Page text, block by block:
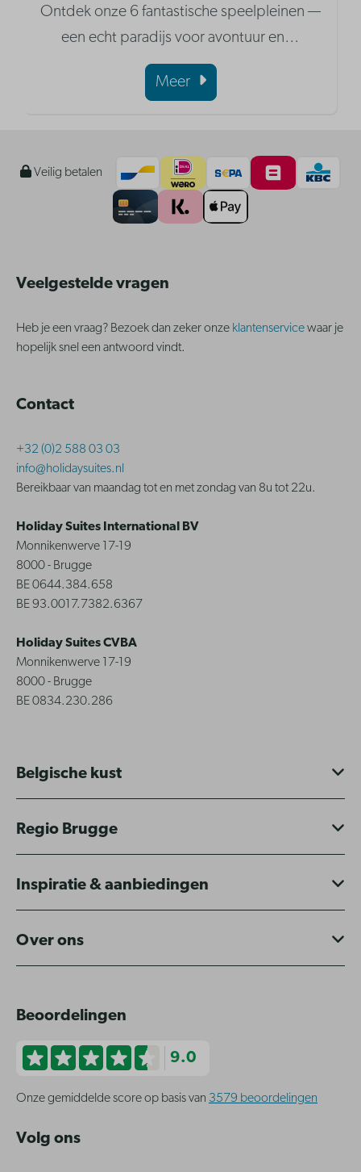
Ontdek onze 6 fantastische speelpleinen —
een echt paradijs voor avontuur en…
Meer
Veilig betalen
Veelgestelde vragen
Heb je een vraag? Bezoek dan zeker onze klantenservicewaar je
hopelijk snel een antwoord vindt.
Contact
+32 (0)2 588 03 03
info@holidaysuites.nl
Bereikbaar van maandag tot en met zondag van 8u tot 22u.
Holiday Suites International BV
Monnikenwerve 17-19
8000 - Brugge
BE 0644.384.658
BE 93.0017.7382.6367
Holiday Suites CVBA
Monnikenwerve 17-19
8000 - Brugge
BE 0834.230.286
Belgische kust
Regio Brugge
Inspiratie & aanbiedingen
Over ons
Beoordelingen
9.0
Onze gemiddelde score op basis van 3579 beoordelingen
Volg ons